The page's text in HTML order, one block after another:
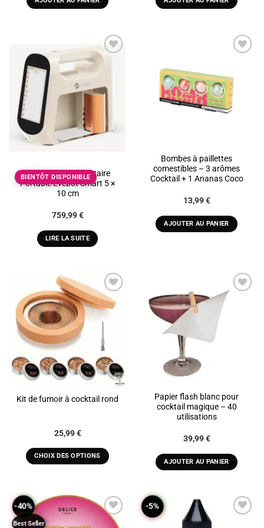
11,65 €.6,99 €.
ADD TO
WISHLIST
BIENTÔT DISPONIBLE
Imprimante Alimentaire
Portable Evebot Smart 5 ×
10 cm
759,99€
LIRE LA SUITE
WISHLIST
Bombes à paillettes
comestibles – 3 arômes
Cocktail + 1 Ananas Coco
13,99€
AJOUTER AU PANIER
ADD TO
WISHLIST
Kit de fumoir à cocktail rond
25,99€Plage
prix :
25,99 €
à
CHOIX DES OPTIONS
a
plusieurs
variations.
ADD TO
WISHLIST
Papier flash blanc pour
cocktail magique – 40
utilisations
39,99€
AJOUTER AU PANIER
-40%
Best Seller
-5%